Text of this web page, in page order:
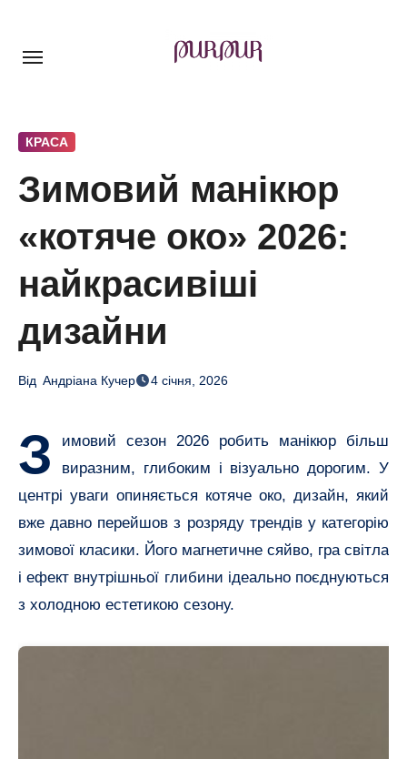
контенту
КРАСА
Зимовий манікюр
«котяче око» 2026:
найкрасивіші
дизайни
Від Андріана Кучер 4 січня, 2026
З
имовий сезон 2026 робить манікюр більш
виразним, глибоким і візуально дорогим. У
центрі уваги опиняється котяче око, дизайн, який
вже давно перейшов з розряду трендів у категорію
зимової класики. Його магнетичне сяйво, гра світла
і ефект внутрішньої глибини ідеально поєднуються
з холодною естетикою сезону.